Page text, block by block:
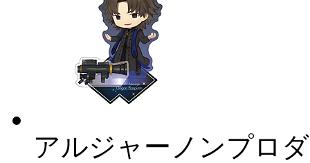
アルジャーノンプロ